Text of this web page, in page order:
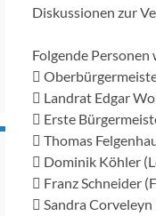
Diskussionen zur
Folgende

 Landrat Edgar
 Erste
 Thomas
 Dominik Köhler
 Franz Schneider
 Sandra